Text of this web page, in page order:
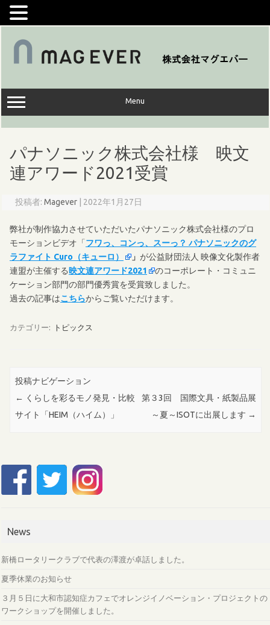
コ
キ
ッ
プ
Menu
パナソニック株式会社様 映文
連アワード2021受賞
投稿者:Magever | 2022年1月27日
弊社が制作協力させていただいたパナソニック株式会社様のプロ
モーションビデオ「フワっ、コンっ、スーっ？ パナソニックのグ
ラファイト Curo（キューロ）
」 が公益財団法人 映像文化製作者
連盟が主催する映文連アワード2021
のコーポレート・コミュニ
ケーション部門の部門優秀賞を受賞致しました。
過去の記事はこちらからご覧いただけます。
カテゴリー: トピックス
投稿ナビゲーション
← くらしを彩るモノ発見・比較
サイト「HEIM（ハイム）」
第３3回 国際文具・紙製品展
～夏～ISOTに出展します →
News
新橋ロータリークラブで代表の澤渡が卓話しました。
夏季休業のお知らせ
３月５日に大和市認知症カフェでオレンジイノベーション・プロジェクトの
ワークショップを開催しました。